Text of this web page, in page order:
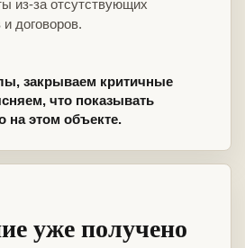
из-за отсутствующих
договоров.
закрываем критичные
что показывать
на этом объекте.
уже получено